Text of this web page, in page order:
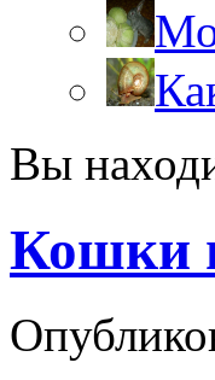
Вы
Кошки